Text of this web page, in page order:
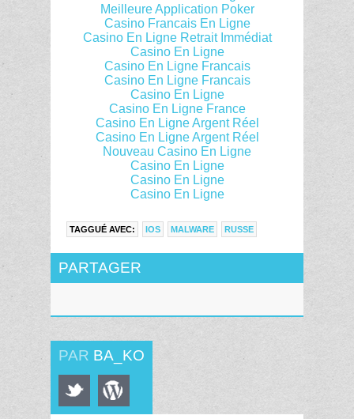
Meilleure Application Poker
Casino Francais En Ligne
Casino En Ligne Retrait Immédiat
Casino En Ligne
Casino En Ligne Francais
Casino En Ligne Francais
Casino En Ligne
Casino En Ligne France
Casino En Ligne Argent Réel
Casino En Ligne Argent Réel
Nouveau Casino En Ligne
Casino En Ligne
Casino En Ligne
Casino En Ligne
TAGGUÉ AVEC: IOS MALWARE RUSSE
PARTAGER
PAR BA_KO